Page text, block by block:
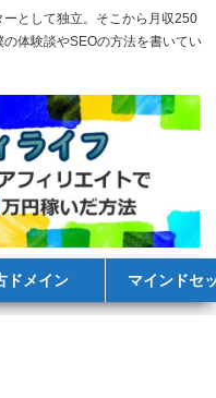
として独立。そこから月収250
体験談やSEOの方法を書いてい
ドメイン マインドセ